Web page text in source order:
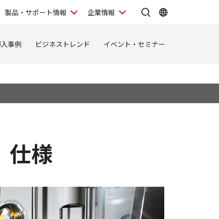
製品・サポート情報 企業情報
事例 ビジネストレンド イベント・セミナー
仕様